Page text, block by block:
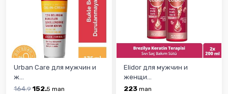
Urban Care для мужчин и
ж...
164.9 152.5 man
Elidor для мужчин и
женщи...
223 man